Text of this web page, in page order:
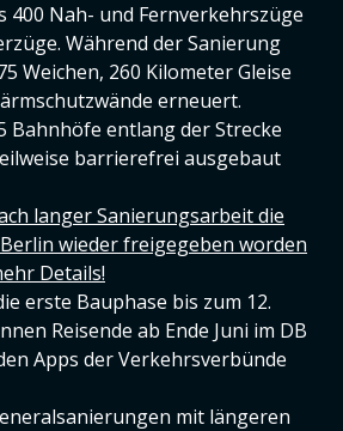
400 Nah- und Fernverkehrszüge
Während der Sanierung
Weichen, 260 Kilometer Gleise
erneuert.
Bahnhöfe entlang der Strecke
barrierefrei ausgebaut
langer Sanierungsarbeit die
wieder freigegeben worden
Details!
erste Bauphase bis zum 12.
Reisende ab Ende Juni im DB
Apps der Verkehrsverbünde
mit längeren